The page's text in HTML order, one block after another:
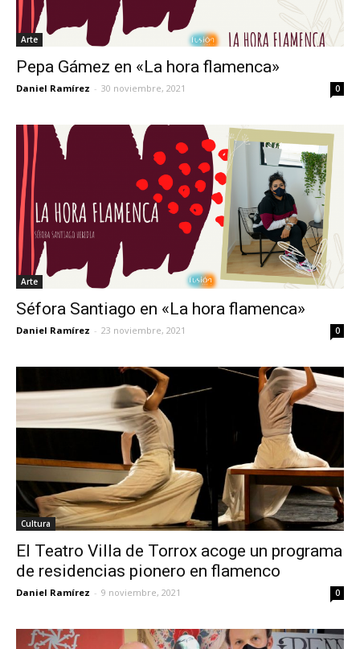
Arte
Pepa Gámez en «La hora flamenca»
Daniel Ramírez - 30 noviembre, 2021 0
Arte
Séfora Santiago en «La hora flamenca»
Daniel Ramírez - 23 noviembre, 2021 0
Cultura
El Teatro Villa de Torrox acoge un programa
de residencias pionero en flamenco
Daniel Ramírez - 9 noviembre, 2021 0